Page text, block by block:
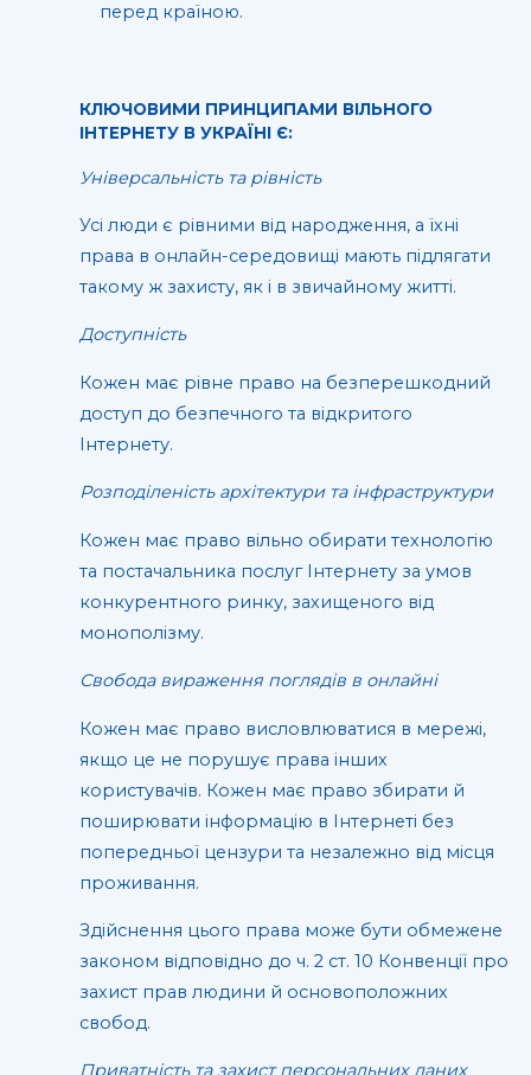
перед країною.
КЛЮЧОВИМИ ПРИНЦИПАМИ ВІЛЬНОГО
ІНТЕРНЕТУ В УКРАЇНІ Є:
Універсальність та рівність
Усі люди є рівними від народження, а їхні
права в онлайн-середовищі мають підлягати
такому ж захисту, як і в звичайному житті.
Доступність
Кожен має рівне право на безперешкодний
доступ до безпечного та відкритого
Інтернету.
Розподіленість архітектури та інфраструктури
Кожен має право вільно обирати технологію
та постачальника послуг Інтернету за умов
конкурентного ринку, захищеного від
монополізму.
Свобода вираження поглядів в онлайні
Кожен має право висловлюватися в мережі,
якщо це не порушує права інших
користувачів. Кожен має право збирати й
поширювати інформацію в Інтернеті без
попередньої цензури та незалежно від місця
проживання.
Здійснення цього права може бути обмежене
законом відповідно до ч. 2 ст. 10 Конвенції про
захист прав людини й основоположних
свобод.